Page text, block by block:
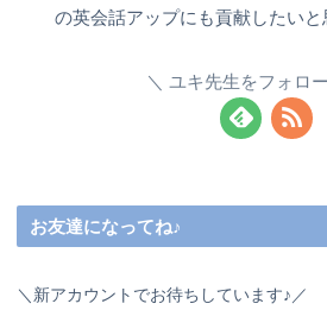
の英会話アップにも貢献したいと
ユキ先生をフォロ
お友達になってね♪
＼新アカウントでお待ちしています♪／